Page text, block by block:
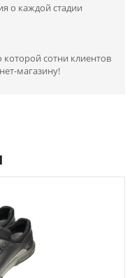
о каждой стадии
сотни клиентов
магазину!